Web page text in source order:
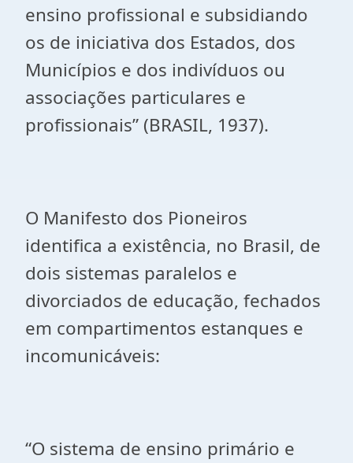
ensino profissional e subsidiando
os de iniciativa dos Estados, dos
Municípios e dos indivíduos ou
associações particulares e
profissionais” (BRASIL, 1937).
O Manifesto dos Pioneiros
identifica a existência, no Brasil, de
dois sistemas paralelos e
divorciados de educação, fechados
em compartimentos estanques e
incomunicáveis:
“O sistema de ensino primário e